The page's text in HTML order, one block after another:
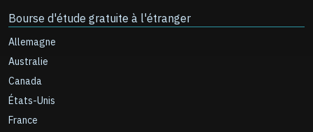
Bourse d'étude gratuite à l'étranger
Allemagne
Australie
Canada
États-Unis
France